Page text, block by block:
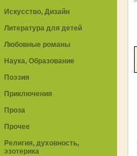
Искусство, Дизайн
Литература для детей
Любовные романы
Наука, Образование
Поэзия
Приключения
Проза
Прочее
Религия, духовность,
эзотерика